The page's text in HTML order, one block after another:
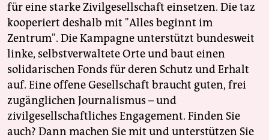
für eine starke Zivilgesellschaft einsetzen. Die taz
kooperiert deshalb mit "Alles beginnt im
Zentrum". Die Kampagne unterstützt bundesweit
linke, selbstverwaltete Orte und baut einen
solidarischen Fonds für deren Schutz und Erhalt
auf. Eine offene Gesellschaft braucht guten, frei
zugänglichen Journalismus – und
zivilgesellschaftliches Engagement. Finden Sie
auch? Dann machen Sie mit und unterstützen Sie